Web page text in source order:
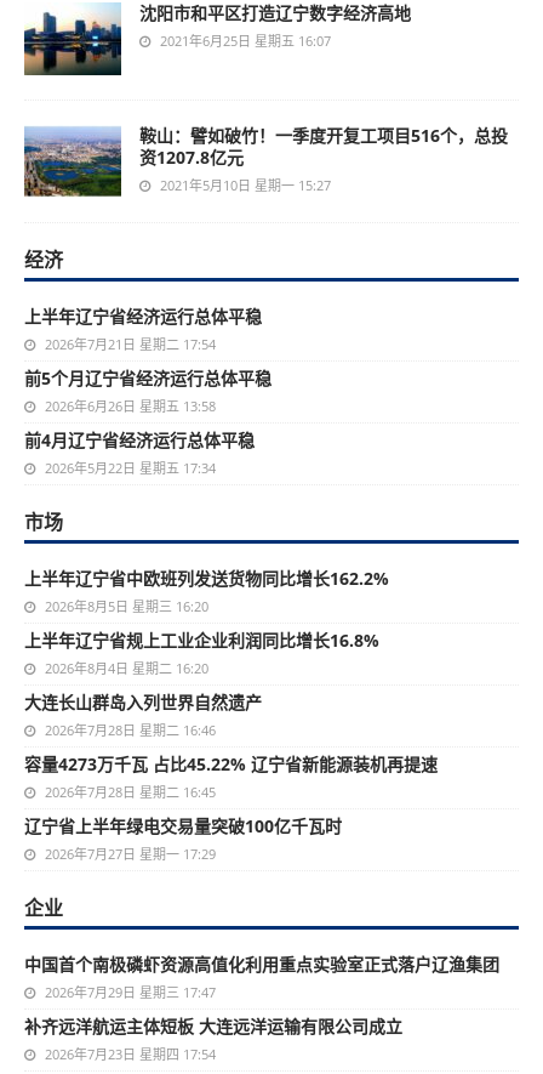
沈阳市和平区打造辽宁数字经济高地
2021年6月25日 星期五 16:07
鞍山：譬如破竹！一季度开复工项目516个，总投
资1207.8亿元
2021年5月10日 星期一 15:27
经济
上半年辽宁省经济运行总体平稳
2026年7月21日 星期二 17:54
前5个月辽宁省经济运行总体平稳
2026年6月26日 星期五 13:58
前4月辽宁省经济运行总体平稳
2026年5月22日 星期五 17:34
市场
上半年辽宁省中欧班列发送货物同比增长162.2%
2026年8月5日 星期三 16:20
上半年辽宁省规上工业企业利润同比增长16.8%
2026年8月4日 星期二 16:20
大连长山群岛入列世界自然遗产
2026年7月28日 星期二 16:46
容量4273万千瓦 占比45.22% 辽宁省新能源装机再提速
2026年7月28日 星期二 16:45
辽宁省上半年绿电交易量突破100亿千瓦时
2026年7月27日 星期一 17:29
企业
中国首个南极磷虾资源高值化利用重点实验室正式落户辽渔集团
2026年7月29日 星期三 17:47
补齐远洋航运主体短板 大连远洋运输有限公司成立
2026年7月23日 星期四 17:54